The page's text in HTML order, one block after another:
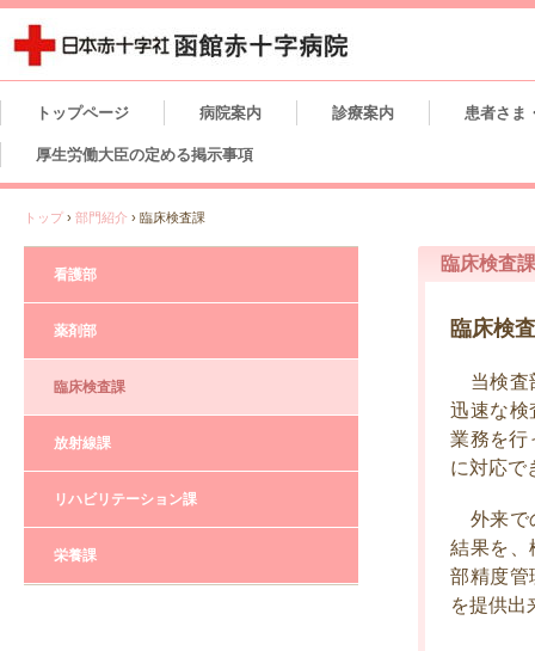
トップページ 病院案内 診療案内 患者さま
厚生労働大臣の定める掲示事項
トップ › 部門紹介 › 臨床検査課
臨床検査課
臨床検
当検査
迅速な検
業務を行
に対応で
外来で
結果を、
部精度管
を提供出
看護部
薬剤部
臨床検査課
放射線課
リハビリテーション課
栄養課